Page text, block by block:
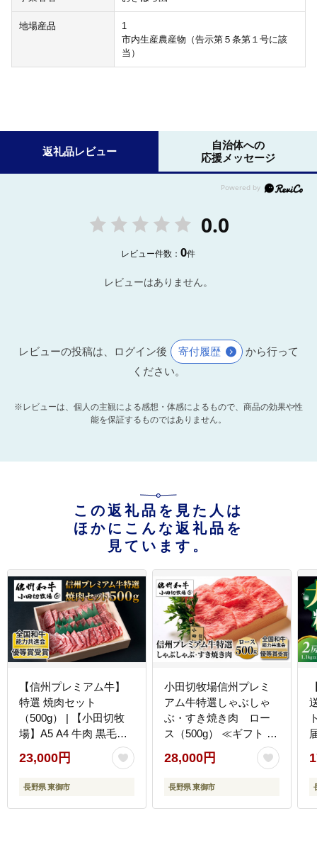
地場産品
1
市内生産農産物（告示第５条第１号に該
当）
返礼品レビュー
自治体への
応援メッセージ
0.0
レビュー件数：0件
レビューはありません。
レビューの投稿は、ログイン後 寄付履歴
から行って
ください。
※レビューは、個人の主観による感想・体感によるもので、商品の効果や性
能を保証するものではありません。
この返礼品を見た人は
ほかにこんな返礼品を
見ています。
【信州プレミアム牛】
特選 焼肉セット
（500g） | 【小田切牧
場】A5 A4 牛肉 黒毛和
牛 信州牛 国産牛 冷凍
赤身 霜降り肉 モモ ロー
ス ギフト プレゼント 贈
23,000円
長野県 東御市
小田切牧場信州プレミ
アム牛特選しゃぶしゃ
ぶ・すき焼き肉 ロー
ス（500g） ≪ギフト 牛
肉 黒毛和牛 切り落とし
≫ ※着日指定不可
28,000円
長野県 東御市